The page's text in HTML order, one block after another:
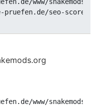
www/